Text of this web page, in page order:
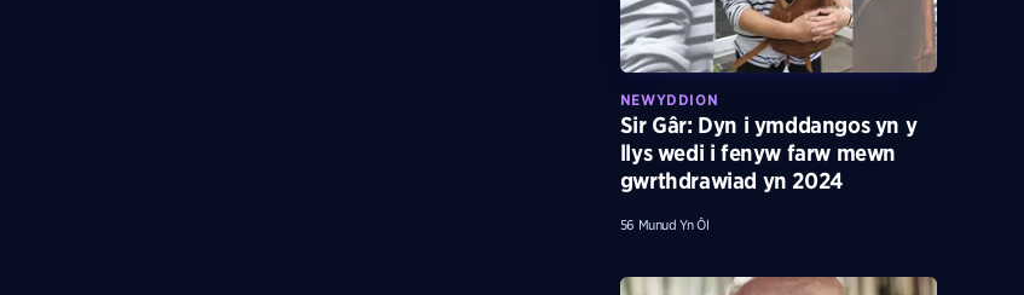
NEWYDDION
Sir Gâr: Dyn i ymddangos yn y
llys wedi i fenyw farw mewn
gwrthdrawiad yn 2024
56 Munud Yn Ôl